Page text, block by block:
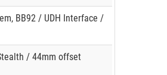
BB92 / UDH Interface /
/ 44mm offset